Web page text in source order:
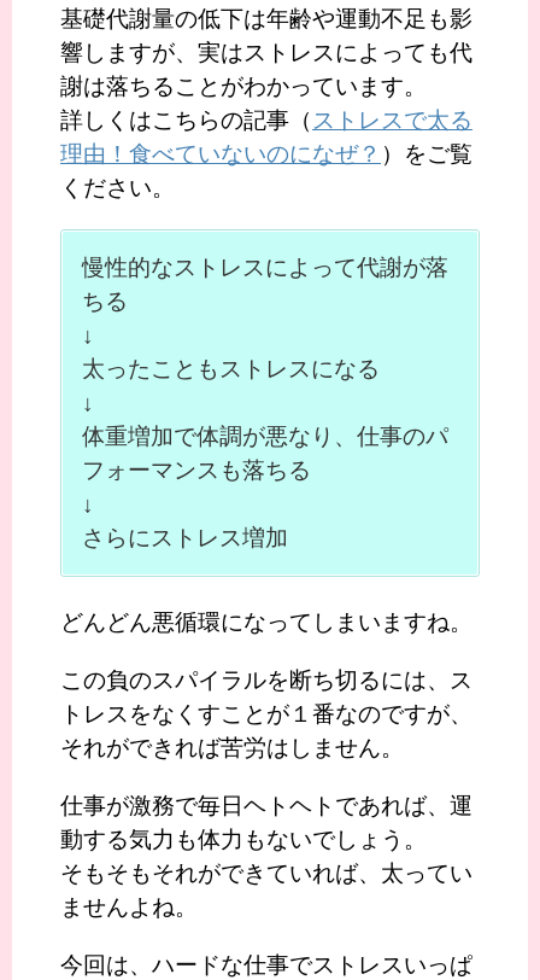
基礎代謝量の低下は年齢や運動不足も影
響しますが、実はストレスによっても代
謝は落ちることがわかっています。
詳しくはこちらの記事（ ストレスで太る
理由！食べていないのになぜ？ ）をご覧
ください。
慢性的なストレスによって代謝が落
ちる
↓
太ったこともストレスになる
↓
体重増加で体調が悪なり、仕事のパ
フォーマンスも落ちる
↓
さらにストレス増加
どんどん悪循環になってしまいますね。
この負のスパイラルを断ち切るには、ス
トレスをなくすことが１番なのですが、
それができれば苦労はしません。
仕事が激務で毎日ヘトヘトであれば、運
動する気力も体力もないでしょう。
そもそもそれができていれば、太ってい
ませんよね。
今回は、ハードな仕事でストレスいっぱ